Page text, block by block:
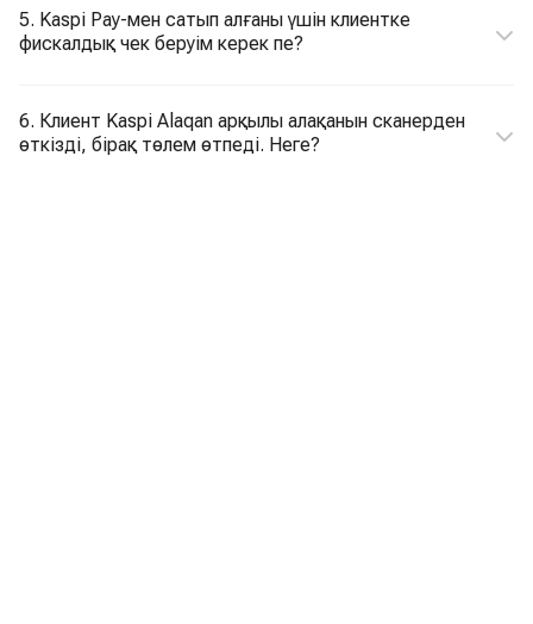
5. Kaspi Pay-мен сатып алғаны үшін клиентке
фискалдық чек беруім керек пе?
6. Клиент Kaspi Alaqan арқылы алақанын сканерден
өткізді, бірақ төлем өтпеді. Неге?